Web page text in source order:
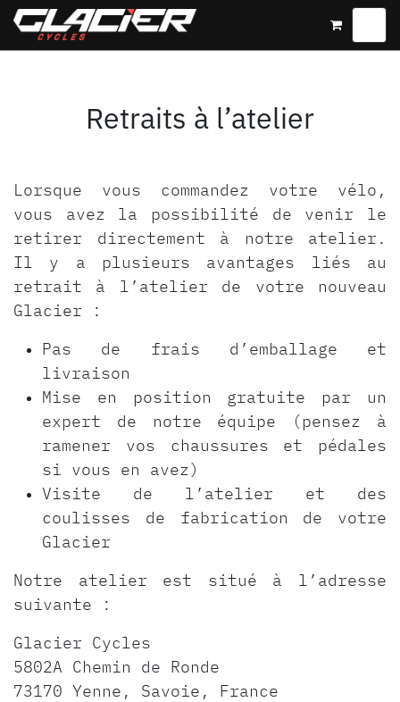
Skip to Content
Retraits à l’atelier
Lorsque vous commandez votre vélo,
vous avez la possibilité de venir le
retirer directement à notre atelier.
Il y a plusieurs avantages liés au
retrait à l’atelier de votre nouveau
Glacier :
Pas de frais d’emballage et
livraison
Mise en position gratuite par un
expert de notre équipe (pensez à
ramener vos chaussures et pédales
si vous en avez)
Visite de l’atelier et des
coulisses de fabrication de votre
Glacier
Notre atelier est situé à l’adresse
suivante :
Glacier Cycles
5802A Chemin de Ronde
73170 Yenne, Savoie, France